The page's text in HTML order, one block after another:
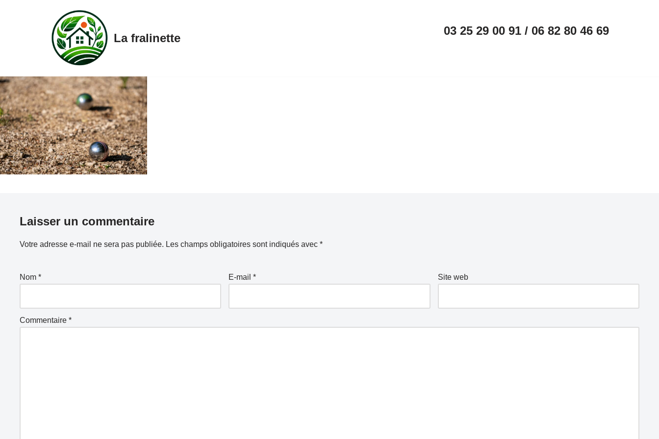
La fralinette
03 25 29 00 91 / 06 82 80 46 69
Laisser un commentaire
Votre adresse e-mail ne sera pas publiée. Les champs obligatoires sont indiqués avec *
Nom * E-mail* Site web
Commentaire *